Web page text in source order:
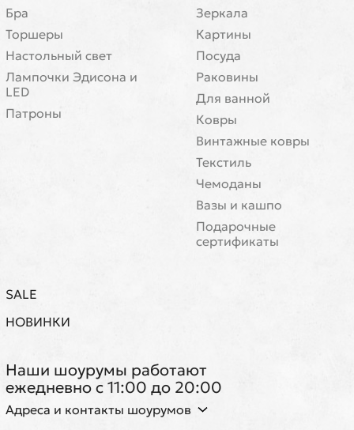
Бра
Торшеры
Настольный свет
Лампочки Эдисона и
LED
Патроны
Зеркала
Картины
Посуда
Раковины
Для ванной
Ковры
Винтажные ковры
Текстиль
Чемоданы
Вазы и кашпо
Подарочные
сертификаты
SALE
НОВИНКИ
Наши шоурумы работают
ежедневно с 11:00 до 20:00
Адреса и контакты шоурумов